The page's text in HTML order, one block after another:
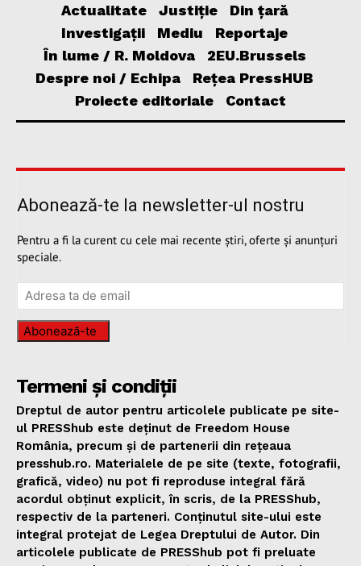
Actualitate Justiție
Din țară
Investigații
Mediu
Reportaje
În lume / R. Moldova
2EU.Brussels
Despre noi / Echipa
Rețea PressHUB
Proiecte editoriale
Contact
Abonează-te la newsletter-ul nostru
Pentru a fi la curent cu cele mai recente știri, oferte și anunțuri
speciale.
Abonează-te
Termeni și condiții
Dreptul de autor pentru articolele publicate pe site-
ul PRESShub este deținut de Freedom House
România, precum și de partenerii din rețeaua
presshub.ro. Materialele de pe site (texte, fotografii,
grafică, video) nu pot fi reproduse integral fără
acordul obținut explicit, în scris, de la PRESShub,
respectiv de la parteneri. Conținutul site-ului este
integral protejat de Legea Dreptului de Autor. Din
articolele publicate de PRESShub pot fi preluate